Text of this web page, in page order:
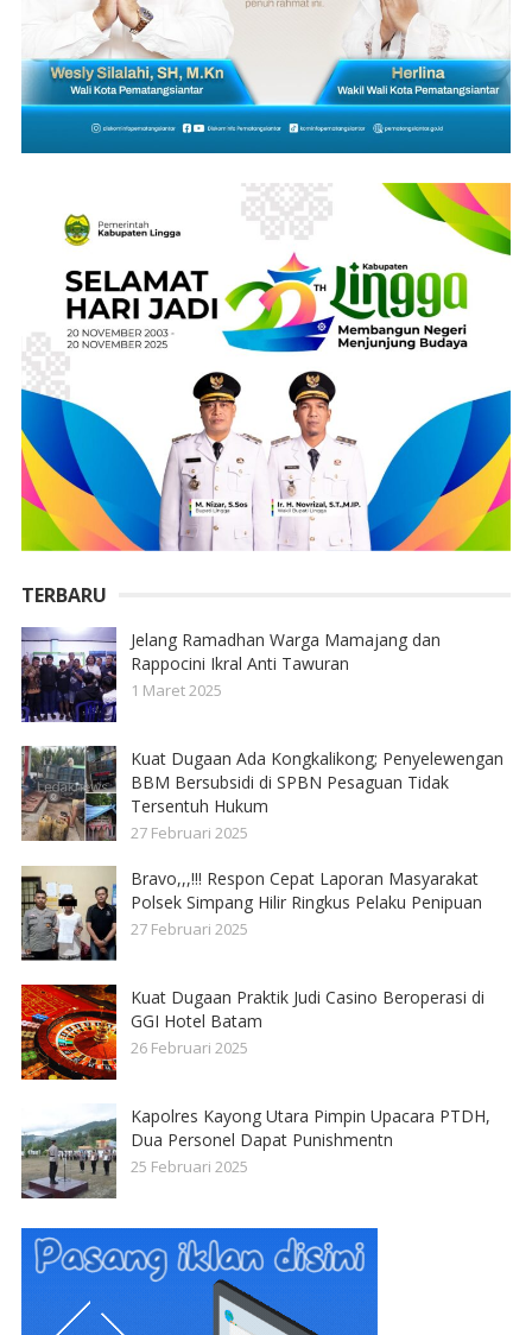
TERBARU
Jelang Ramadhan Warga Mamajang dan
Rappocini Ikral Anti Tawuran
1 Maret 2025
Kuat Dugaan Ada Kongkalikong; Penyelewengan
BBM Bersubsidi di SPBN Pesaguan Tidak
Tersentuh Hukum
27 Februari 2025
Bravo,,,!!! Respon Cepat Laporan Masyarakat
Polsek Simpang Hilir Ringkus Pelaku Penipuan
27 Februari 2025
Kuat Dugaan Praktik Judi Casino Beroperasi di
GGI Hotel Batam
26 Februari 2025
Kapolres Kayong Utara Pimpin Upacara PTDH,
Dua Personel Dapat Punishmentn
25 Februari 2025